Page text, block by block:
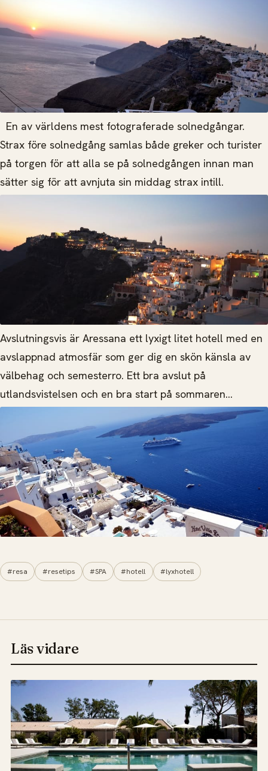
En av världens mest fotograferade solnedgångar.
Strax före solnedgång samlas både greker och turister
på torgen för att alla se på solnedgången innan man
sätter sig för att avnjuta sin middag strax intill.
Avslutningsvis är Aressana ett lyxigt litet hotell med en
avslappnad atmosfär som ger dig en skön känsla av
välbehag och semesterro. Ett bra avslut på
utlandsvistelsen och en bra start på sommaren...
#resa #resetips #SPA #hotell #lyxhotell
Läs vidare